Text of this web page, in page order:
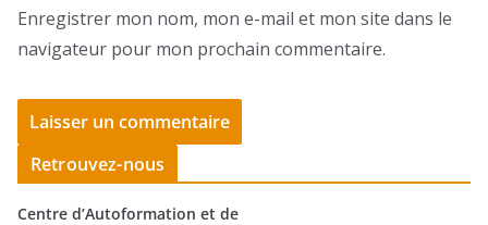
Enregistrer mon nom, mon e-mail et mon site dans le
navigateur pour mon prochain commentaire.
Retrouvez-nous
Centre d’Autoformation et de